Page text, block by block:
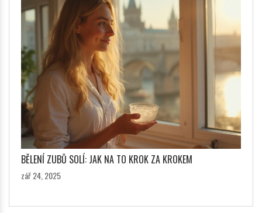
BĚLENÍ ZUBŮ SOLÍ: JAK NA TO KROK ZA KROKEM
zář 24, 2025